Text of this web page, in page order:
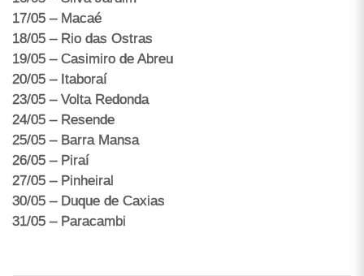
17/05 – Macaé
18/05 – Rio das Ostras
19/05 – Casimiro de Abreu
20/05 – Itaboraí
23/05 – Volta Redonda
24/05 – Resende
25/05 – Barra Mansa
26/05 – Piraí
27/05 – Pinheiral
30/05 – Duque de Caxias
31/05 – Paracambi